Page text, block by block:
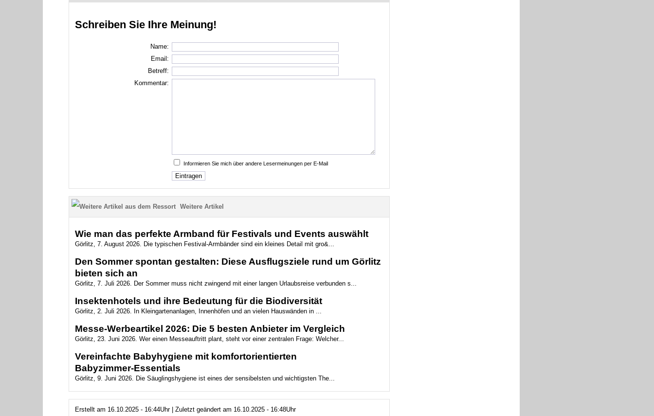
Schreiben Sie Ihre Meinung!
Name:
Email:
Betreff:
Kommentar:
Informieren Sie mich über andere Lesermeinungen per E-Mail
Weitere Artikel
Wie man das perfekte Armband für Festivals und Events auswählt
Görlitz, 7. August 2026. Die typischen Festival-Armbänder sind ein kleines Detail mit gro&...
Den Sommer spontan gestalten: Diese Ausflugsziele rund um Görlitz
bieten sich an
Görlitz, 7. Juli 2026. Der Sommer muss nicht zwingend mit einer langen Urlaubsreise verbunden s...
Insektenhotels und ihre Bedeutung für die Biodiversität
Görlitz, 2. Juli 2026. In Kleingartenanlagen, Innenhöfen und an vielen Hauswänden in ...
Messe-Werbeartikel 2026: Die 5 besten Anbieter im Vergleich
Görlitz, 23. Juni 2026. Wer einen Messeauftritt plant, steht vor einer zentralen Frage: Welcher...
Vereinfachte Babyhygiene mit komfortorientierten
Babyzimmer‑Essentials
Görlitz, 9. Juni 2026. Die Säuglingshygiene ist eines der sensibelsten und wichtigsten The...
Erstellt am 16.10.2025 - 16:44Uhr | Zuletzt geändert am 16.10.2025 - 16:48Uhr